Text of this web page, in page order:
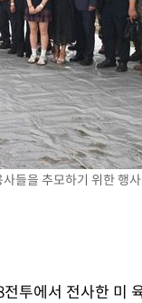
들을 추모하기 위한 행
투에서 전사한 미